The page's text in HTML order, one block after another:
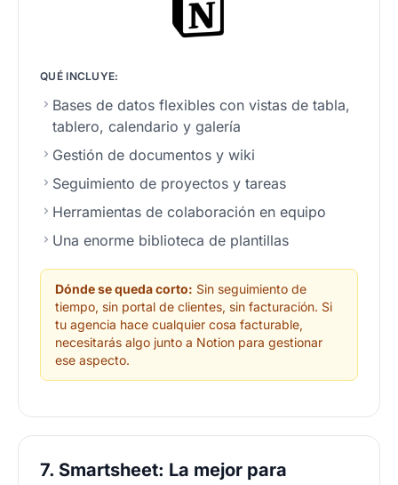
QUÉ INCLUYE:
Bases de datos flexibles con vistas de tabla,
tablero, calendario y galería
Gestión de documentos y wiki
Seguimiento de proyectos y tareas
Herramientas de colaboración en equipo
Una enorme biblioteca de plantillas
Dónde se queda corto: Sin seguimiento de
tiempo, sin portal de clientes, sin facturación. Si
tu agencia hace cualquier cosa facturable,
necesitarás algo junto a Notion para gestionar
ese aspecto.
7. Smartsheet: La mejor para